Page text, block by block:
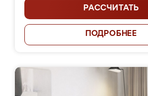
РАССЧИТАТЬ
ПОДРОБНЕЕ